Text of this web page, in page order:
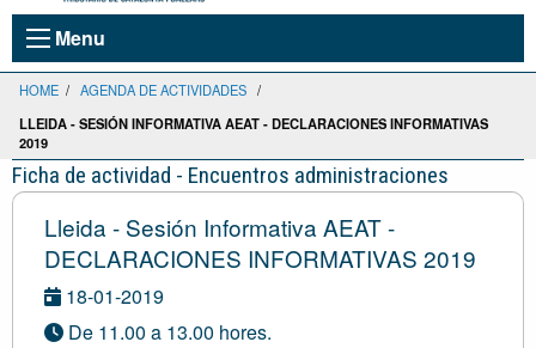
Menu
HOME / AGENDA DE ACTIVIDADES /
LLEIDA - SESIÓN INFORMATIVA AEAT - DECLARACIONES INFORMATIVAS
2019
Ficha de actividad - Encuentros administraciones
Lleida - Sesión Informativa AEAT -
DECLARACIONES INFORMATIVAS 2019
18-01-2019
De 11.00 a 13.00 hores.